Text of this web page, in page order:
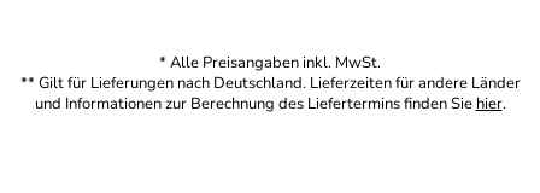
* Alle Preisangaben inkl. MwSt.
** Gilt für Lieferungen nach Deutschland. Lieferzeiten für andere Länder
und Informationen zur Berechnung des Liefertermins finden Sie hier.